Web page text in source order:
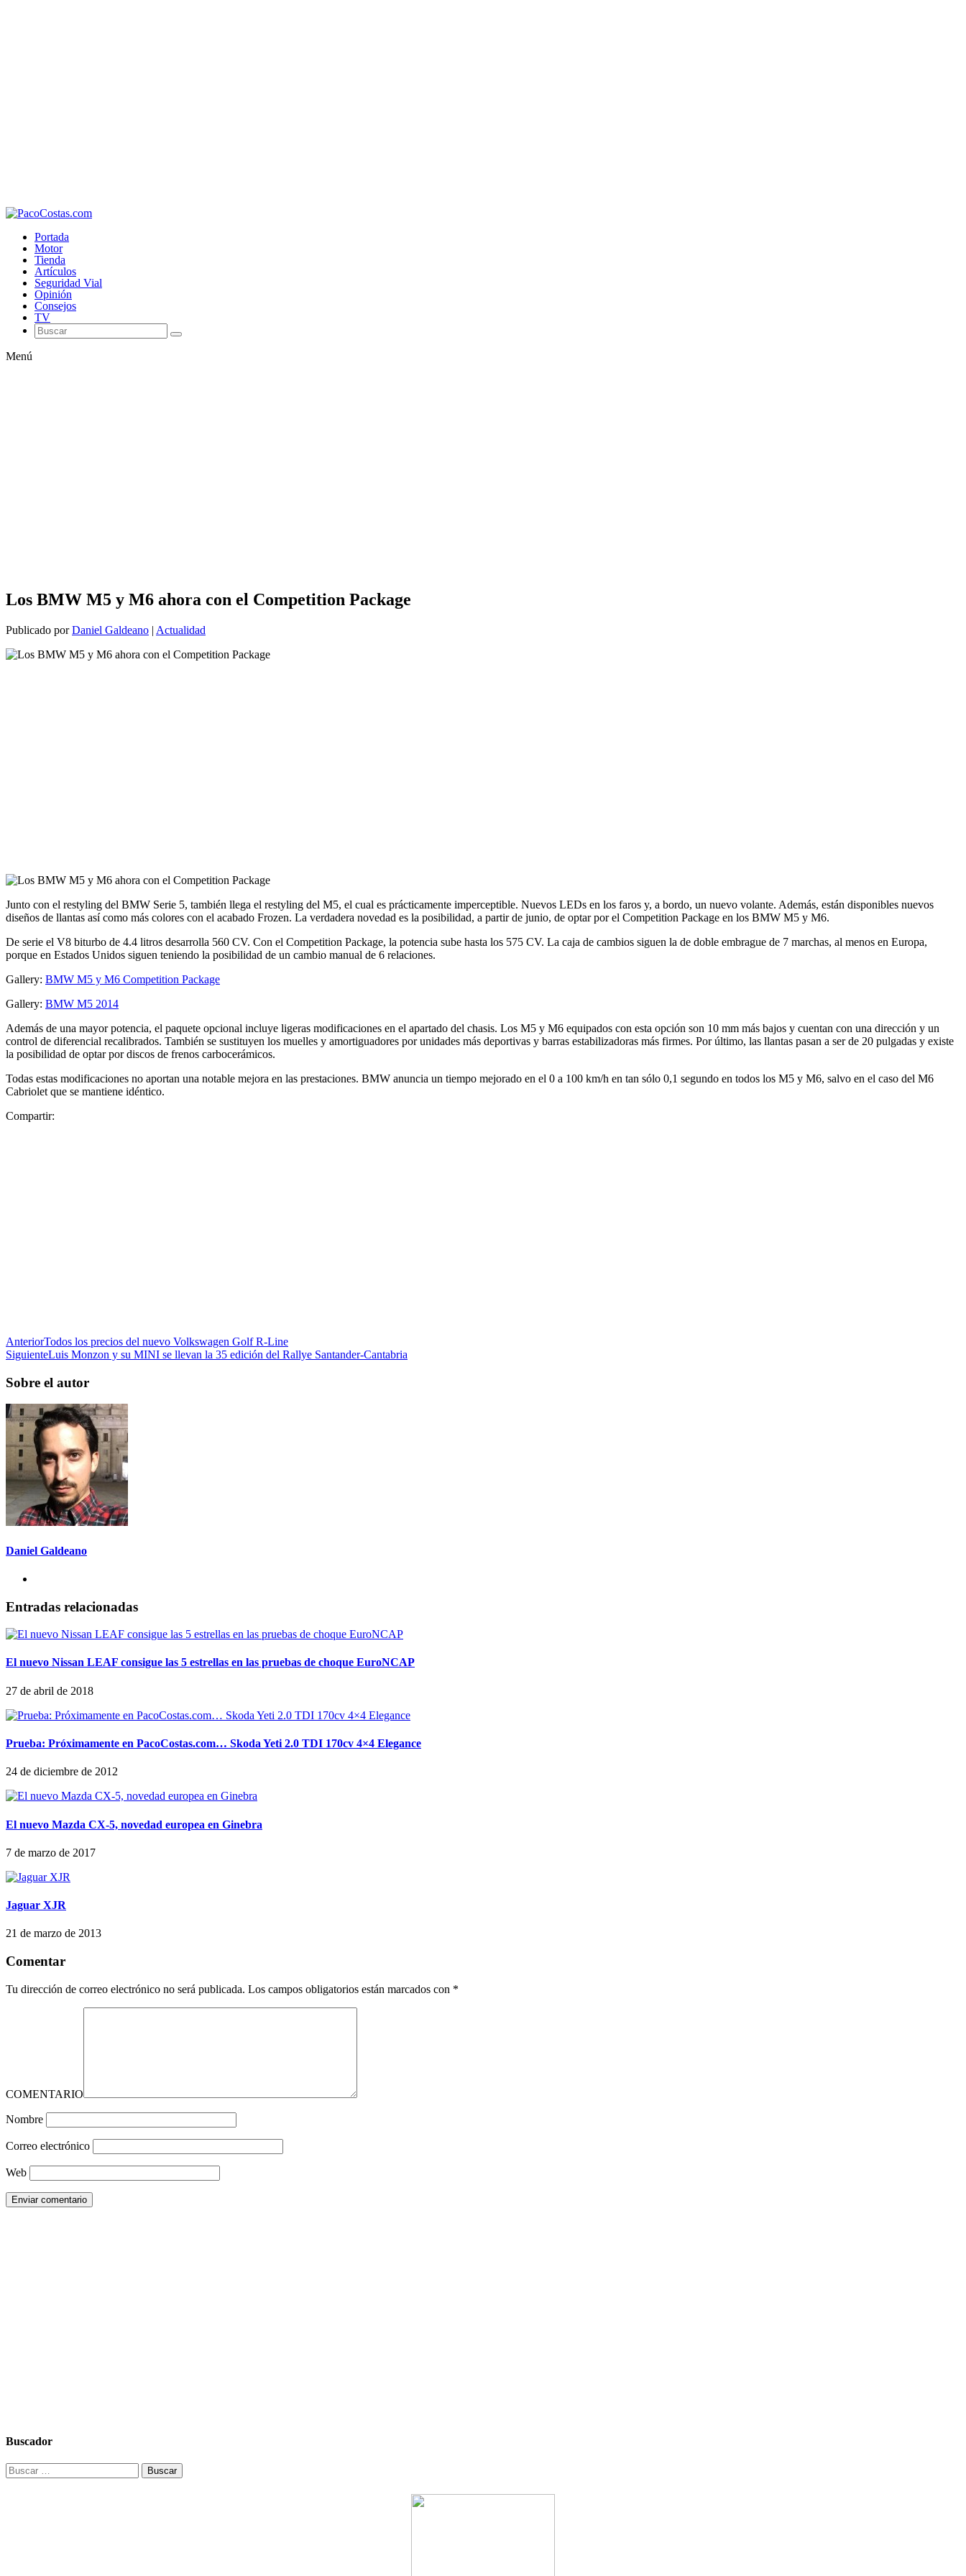
Portada
Motor
Tienda
Artículos
Seguridad Vial
Opinión
Consejos
TV
Menú
Los BMW M5 y M6 ahora con el Competition Package
Publicado porDaniel Galdeano | Actualidad
Junto con el restyling del BMW Serie 5, también llega el restyling del M5, el cual es prácticamente imperceptible. Nuevos LEDs en los faros y, a bordo, un nuevo volante. Además, están disponibles nuevos
diseños de llantas así como más colores con el acabado Frozen. La verdadera novedad es la posibilidad, a partir de junio, de optar por el Competition Package en los BMW M5 y M6.
De serie el V8 biturbo de 4.4 litros desarrolla 560 CV. Con el Competition Package, la potencia sube hasta los 575 CV. La caja de cambios siguen la de doble embrague de 7 marchas, al menos en Europa,
porque en Estados Unidos siguen teniendo la posibilidad de un cambio manual de 6 relaciones.
Gallery: BMW M5 y M6 Competition Package
Gallery: BMW M5 2014
Además de una mayor potencia, el paquete opcional incluye ligeras modificaciones en el apartado del chasis. Los M5 y M6 equipados con esta opción son 10 mm más bajos y cuentan con una dirección y un
control de diferencial recalibrados. También se sustituyen los muelles y amortiguadores por unidades más deportivas y barras estabilizadoras más firmes. Por último, las llantas pasan a ser de 20 pulgadas y existe
la posibilidad de optar por discos de frenos carbocerámicos.
Todas estas modificaciones no aportan una notable mejora en las prestaciones. BMW anuncia un tiempo mejorado en el 0 a 100 km/h en tan sólo 0,1 segundo en todos los M5 y M6, salvo en el caso del M6
Cabriolet que se mantiene idéntico.
Compartir:
AnteriorTodos los precios del nuevo Volkswagen Golf R-Line
SiguienteLuis Monzon y su MINI se llevan la 35 edición del Rallye Santander-Cantabria
Sobre el autor
Daniel Galdeano
Entradas relacionadas
El nuevo Nissan LEAF consigue las 5 estrellas en las pruebas de choque EuroNCAP
27 de abril de 2018
Prueba: Próximamente en PacoCostas.com… Skoda Yeti 2.0 TDI 170cv 4×4 Elegance
24 de diciembre de 2012
El nuevo Mazda CX-5, novedad europea en Ginebra
7 de marzo de 2017
Jaguar XJR
21 de marzo de 2013
Comentar
Tu dirección de correo electrónico no será publicada. Los campos obligatorios están marcados con *
COMENTARIO
Nombre
Correo electrónico
Web
Buscador
Buscar: